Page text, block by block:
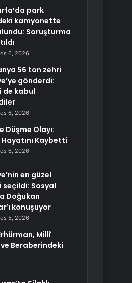
park
kamyonette
Soruşturma
6, 2026
56 ton zehri
gönderdi:
de kabul
6, 2026
Düşme Olayı:
Hayatını Kaybetti
6, 2026
en güzel
seçildi: Sosyal
Doğukan
konuşuyor
5, 2026
Millî
Beraberindeki